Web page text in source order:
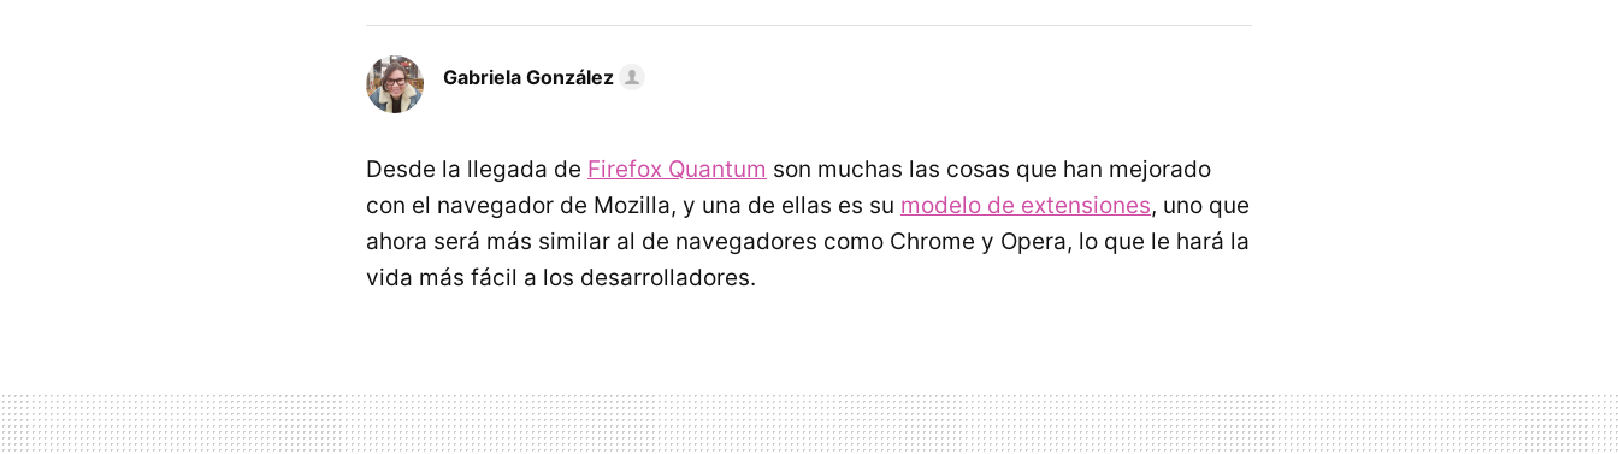
Gabriela González
Desde la llegada de Firefox Quantum son muchas las cosas que han mejorado
con el navegador de Mozilla, y una de ellas es su modelo de extensiones, uno que
ahora será más similar al de navegadores como Chrome y Opera, lo que le hará la
vida más fácil a los desarrolladores.